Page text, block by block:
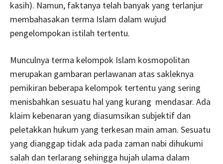
kasih). Namun, faktanya telah banyak yang terlanjur
membahasakan terma Islam dalam wujud
pengelompokan istilah tertentu.
Munculnya terma kelompok Islam kosmopolitan
merupakan gambaran perlawanan atas sakleknya
pemikiran beberapa kelompok tertentu yang sering
menisbahkan sesuatu hal yang kurang mendasar. Ada
klaim kebenaran yang diasumsikan subjektif dan
peletakkan hukum yang terkesan main aman. Sesuatu
yang dianggap tidak ada pada zaman nabi dihukumi
salah dan terlarang sehingga hujah ulama dalam